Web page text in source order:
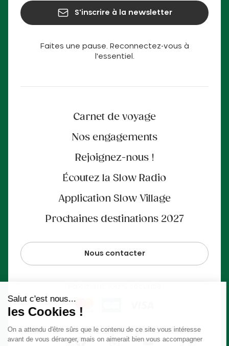
Faites une pause. Reconnectez-vous à
l'essentiel.
Carnet de voyage
Nos engagements
Rejoignez-nous !
Écoutez la Slow Radio
Application Slow Village
Prochaines destinations 2027
Nous contacter
S'inscrire à la newsletter